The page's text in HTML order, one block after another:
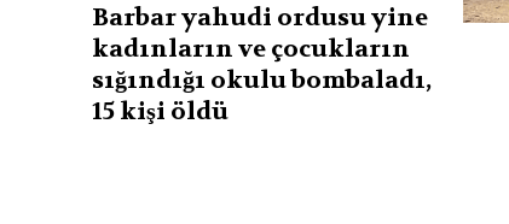
Barbar yahudi ordusu yine
kadınların ve çocukların
sığındığı okulu bombaladı,
15 kişi öldü